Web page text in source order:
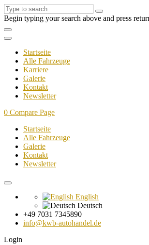
Begin typing your search above and press
Startseite
Alle Fahrzeuge
Karriere
Galerie
Kontakt
Newsletter
0 Compare Page
Startseite
Alle Fahrzeuge
Galerie
Kontakt
Newsletter
English
Deutsch
+49 7031 7345890
info@kwb-autohandel.de
Login